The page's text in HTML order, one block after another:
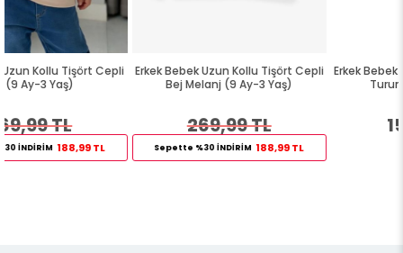
Erkek Bebek Uzun Kollu Tişört Cepli
Bej Melanj (9 Ay-3 Yaş)
Sepette %30 İNDİRİM 188,99 TL
Erkek Bebek Uzun Kollu Tişört
Turuncu (9 Ay-2 Yaş)
279,99 TL